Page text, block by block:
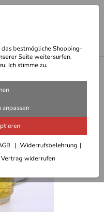
bestmögliche Shopping-
Seite weitersurfen,
Ich stimme zu.
anpassen
Widerrufsbelehrung
Vertrag widerrufen